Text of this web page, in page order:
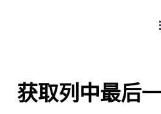
获取列中最后